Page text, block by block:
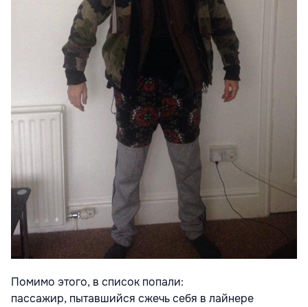
Помимо этого, в список попали:
пассажир, пытавшийся сжечь себя в лайнере